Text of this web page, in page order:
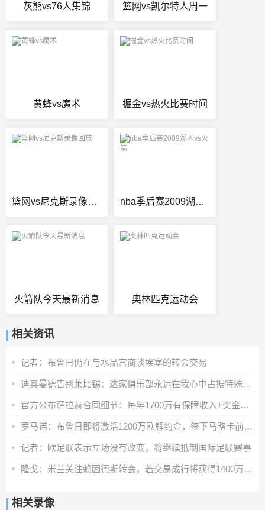
灰熊vs76人集锦 篮网vs凯尔特人周一
黄蜂vs魔术 掘金vs热火比赛时间
篮网vs尼克斯录像回放 nba季后赛2009湖人vs火箭
火箭队今天最新消息 奥林匹克运动会
相关资讯
记者：布鲁日仍在与水晶宫商谈埃塞的转会交易
迪奥曼德告别莱比锡：这家俱乐部永远在我心中占据特殊位置
官方公布萨拉赫合同细节：每年1700万有保障收入+奖金+20%肖像权
罗马诺：布鲁日即将激活1200万欧解约金，签下马略卡前锋比尔希利
记者：欧足联表示立场没有改变，将继续抵制国际足联赛事
隆戈：米兰关注赖因德斯转会，若交易成行将获得1400万欧奖金
相关录像